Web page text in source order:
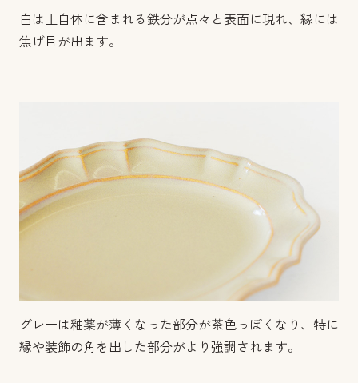
白は土自体に含まれる鉄分が点々と表面に現れ、縁には
焦げ目が出ます。
グレーは釉薬が薄くなった部分が茶色っぽくなり、特に
縁や装飾の角を出した部分がより強調されます。